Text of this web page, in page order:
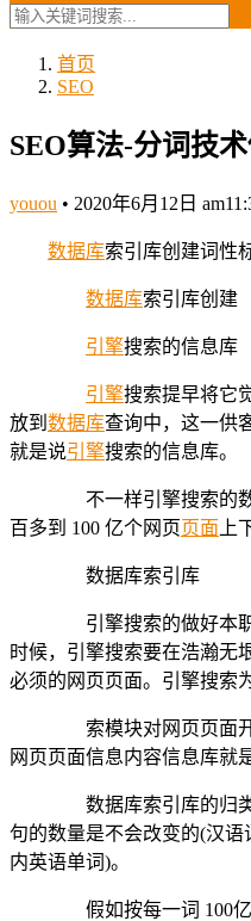
首页
SEO
SEO算法-分词技
youou • 2020年6月12日
数据库索引库创建词性
数据库索引库创建
引擎搜索的信息库
引擎搜索提早将它
放到 数据库查询中，这一供
就是说引擎搜索的信息库。
不一样引擎搜索的数
百多到 100 亿个网页页面 上
数据库索引库
引擎搜索的做好本职
时候，引擎搜索要在浩瀚无
必须的网页页面。引擎搜索
索模块对网页页面开
网页页面信息内容信息库就
数据库索引库的归类
句的数量是不会改变的(汉语
内英语单词)。
假如按每一词 100亿